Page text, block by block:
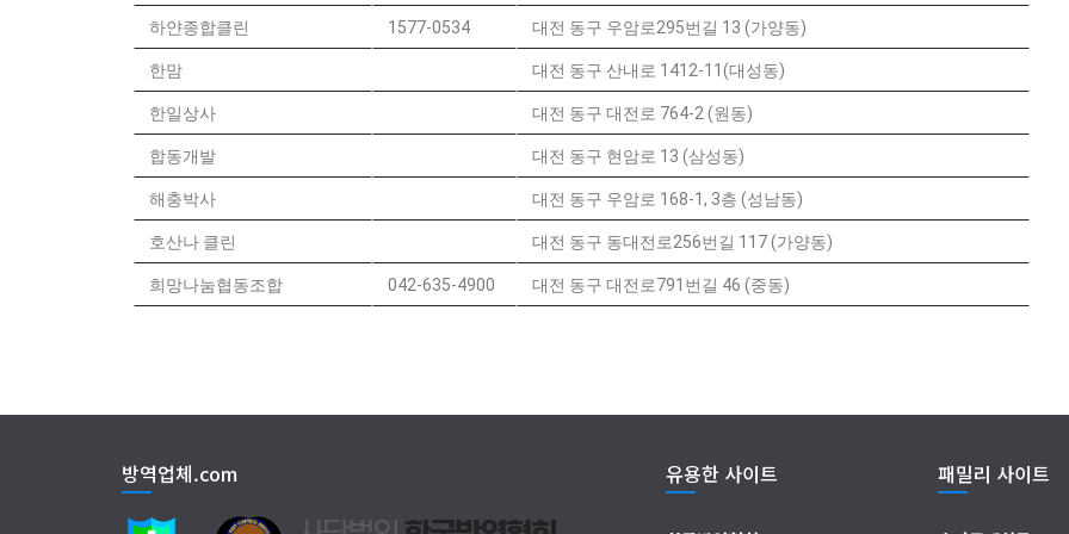
하얀종합클린 1577-0534 대전 동구 우암로295번길 13 (가양동)
한맘 대전 동구 산내로 1412-11(대성동)
한일상사 대전 동구 대전로 764-2 (원동)
합동개발 대전 동구 현암로 13 (삼성동)
해충박사 대전 동구 우암로 168-1, 3층 (성남동)
호산나 클린 대전 동구 동대전로256번길 117 (가양동)
희망나눔협동조합 042-635-4900 대전 동구 대전로791번길 46 (중동)
방역업체.com 유용한 사이트 패밀리 사이트